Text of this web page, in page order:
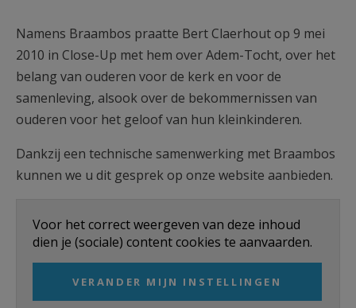
Namens Braambos praatte Bert Claerhout op 9 mei
2010 in Close-Up met hem over Adem-Tocht, over het
belang van ouderen voor de kerk en voor de
samenleving, alsook over de bekommernissen van
ouderen voor het geloof van hun kleinkinderen.
Dankzij een technische samenwerking met Braambos
kunnen we u dit gesprek op onze website aanbieden.
Voor het correct weergeven van deze inhoud
dien je (sociale) content cookies te aanvaarden.
VERANDER MIJN INSTELLINGEN